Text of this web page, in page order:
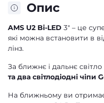
Опис
AMS U2 Bi-LED 3" – це
які можна встановити в
лінз.
За ближнє і дальнє світло
та два світлодіодні
На ближньому ви